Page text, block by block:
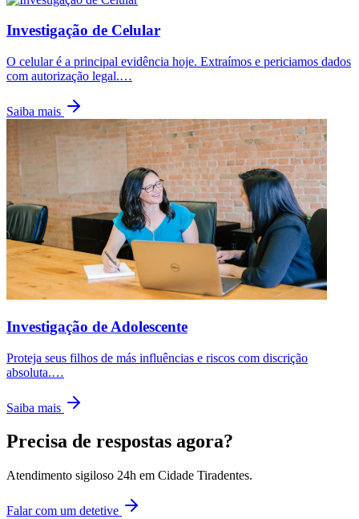
Investigação de Celular
O celular é a principal evidência hoje. Extraímos e periciamos dados
com autorização legal.…
Saiba mais
Investigação de Adolescente
Proteja seus filhos de más influências e riscos com discrição
absoluta.…
Saiba mais
Precisa de respostas agora?
Atendimento sigiloso 24h em Cidade Tiradentes.
Falar com um detetive